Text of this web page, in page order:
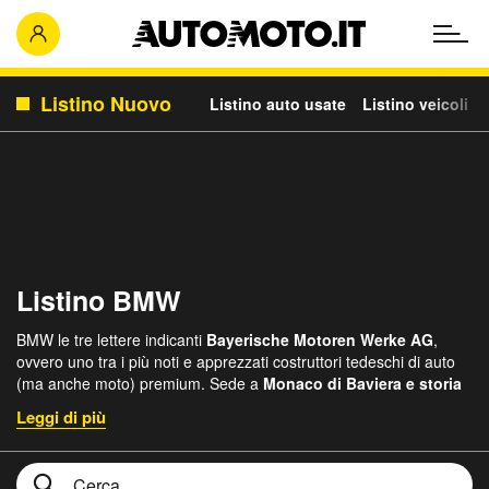
Listino Nuovo Listino auto usate Listino veicoli
Listino BMW
BMW le tre lettere indicanti Bayerische Motoren Werke AG,
ovvero uno tra i più noti e apprezzati costruttori tedeschi di auto
(ma anche moto) premium. Sede a Monaco di Baviera e storia
in termini di ricerca e sviluppo di motori, inizialmente per uso
aereo.